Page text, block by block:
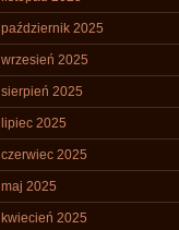
październik 2025
wrzesień 2025
sierpień 2025
lipiec 2025
czerwiec 2025
maj 2025
kwiecień 2025